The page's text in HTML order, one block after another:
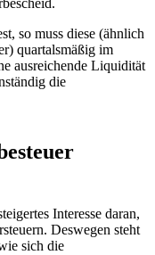
so muss diese (ähnlich
quartalsmäßig im
ausreichende Liquidität
die
Interesse daran,
Deswegen steht
sich die